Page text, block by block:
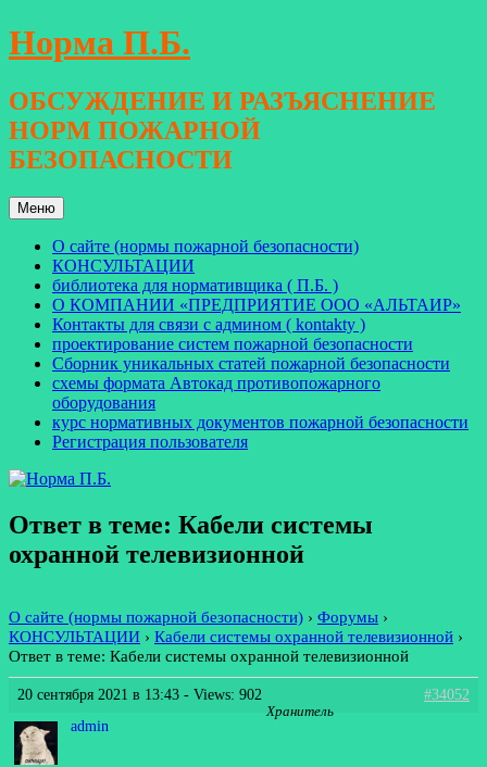
Перейти
к
Норма П.Б.
ОБСУЖДЕНИЕ И РАЗЪЯСНЕНИЕ
НОРМ ПОЖАРНОЙ
БЕЗОПАСНОСТИ
Меню
О сайте (нормы пожарной безопасности)
КОНСУЛЬТАЦИИ
библиотека для нормативщика ( П.Б. )
О КОМПАНИИ «ПРЕДПРИЯТИЕ ООО «АЛЬТАИР»
Контакты для связи с админом ( kontakty )
проектирование систем пожарной безопасности
Сборник уникальных статей пожарной безопасности
схемы формата Автокад противопожарного
оборудования
курс нормативных документов пожарной безопасности
Регистрация пользователя
Ответ в теме: Кабели системы
охранной телевизионной
О сайте (нормы пожарной безопасности) › Форумы ›
КОНСУЛЬТАЦИИ › Кабели системы охранной телевизионной ›
Ответ в теме: Кабели системы охранной телевизионной
20 сентября 2021 в 13:43 - Views: 902
#34052
admin
Хранитель